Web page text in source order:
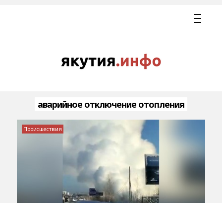
аварийное отключение отопления
Происшествия